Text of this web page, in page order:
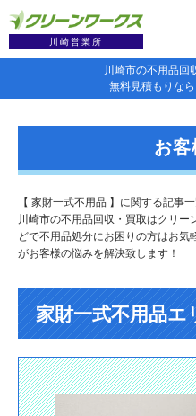
川崎市の不用品回
無料見積もりな
川崎営業所
お
【 家財一式不用品 】に関する記事
川崎市の不用品回収・買取はクリ
どで不用品処分にお困りの方はお
がお客様の悩みを解決致します！
家財一式不用品エ